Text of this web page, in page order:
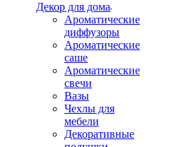
Декор для дома
Ароматические
диффузоры
Ароматические
саше
Ароматические
свечи
Вазы
Чехлы для
мебели
Декоративные